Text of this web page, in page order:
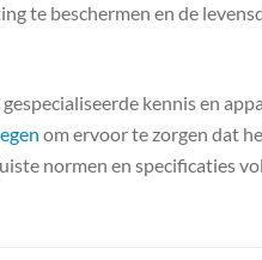
te beschermen en de
kennis en
om ervoor te zorgen dat
normen en specificaties